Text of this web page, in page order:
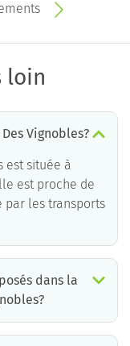
loin
Vignobles?
est située à
est proche de
par les transports
dans la